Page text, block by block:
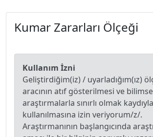
Kumar Zararları Ölçeği
Kullanım İzni
Geliştirdiğim(iz) / uyarladığım(ız)
aracının atıf gösterilmesi ve
araştırmalarla sınırlı olmak kaydıyla
kullanılmasına izin veriyorum/z/.
Araştırmanının başlangıcında